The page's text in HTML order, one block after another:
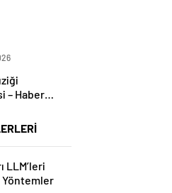
– Haber
LLM’leri
Yöntemler